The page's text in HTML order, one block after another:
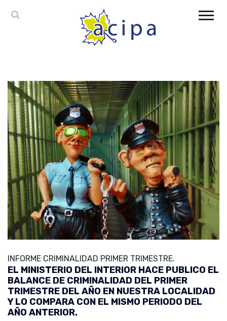
INFORME CRIMINALIDAD PRIMER TRIMESTRE.
EL MINISTERIO DEL INTERIOR HACE PUBLICO EL
BALANCE DE CRIMINALIDAD DEL PRIMER
TRIMESTRE DEL AÑO EN NUESTRA LOCALIDAD
Y LO COMPARA CON EL MISMO PERIODO DEL
AÑO ANTERIOR.